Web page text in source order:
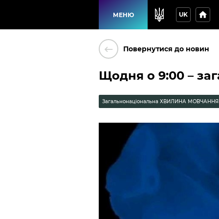
МЕНЮ UK home
keyboard_backspace Повернутися до новин
Щодня о 9:00 –
Загальнонаціональна ХВИЛИНА МОВЧАННЯ